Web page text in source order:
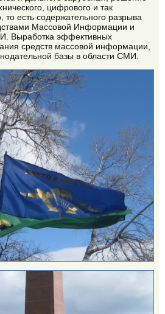
цифрового и так
то есть содержательного разрыва
Массовой Информации и
Выработка эффективных
средств массовой информации,
базы в области СМИ.